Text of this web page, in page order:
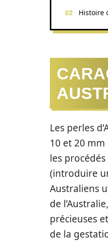
Histoire
Les perles
10 et 20
les
(introduire
Australiens
de
précieuses
de la